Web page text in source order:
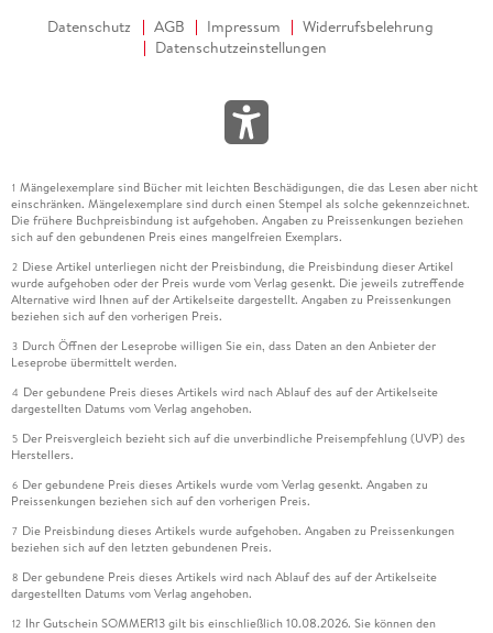
Datenschutz AGB Impressum
Widerrufsbelehrung
Datenschutzeinstellungen
1 Mängelexemplare sind Bücher mit leichten Beschädigungen, die das Lesen aber nicht
einschränken. Mängelexemplare sind durch einen Stempel als solche gekennzeichnet.
Die frühere Buchpreisbindung ist aufgehoben. Angaben zu Preissenkungen beziehen
sich auf den gebundenen Preis eines mangelfreien Exemplars.
2 Diese Artikel unterliegen nicht der Preisbindung, die Preisbindung dieser Artikel
wurde aufgehoben oder der Preis wurde vom Verlag gesenkt. Die jeweils zutreffende
Alternative wird Ihnen auf der Artikelseite dargestellt. Angaben zu Preissenkungen
beziehen sich auf den vorherigen Preis.
3 Durch Öffnen der Leseprobe willigen Sie ein, dass Daten an den Anbieter der
Leseprobe übermittelt werden.
4 Der gebundene Preis dieses Artikels wird nach Ablauf des auf der Artikelseite
dargestellten Datums vom Verlag angehoben.
5 Der Preisvergleich bezieht sich auf die unverbindliche Preisempfehlung (UVP) des
Herstellers.
6 Der gebundene Preis dieses Artikels wurde vom Verlag gesenkt. Angaben zu
Preissenkungen beziehen sich auf den vorherigen Preis.
7 Die Preisbindung dieses Artikels wurde aufgehoben. Angaben zu Preissenkungen
beziehen sich auf den letzten gebundenen Preis.
8 Der gebundene Preis dieses Artikels wird nach Ablauf des auf der Artikelseite
dargestellten Datums vom Verlag angehoben.
12 Ihr Gutschein SOMMER13 gilt bis einschließlich 10.08.2026. Sie können den